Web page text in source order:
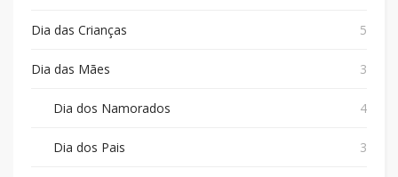
Dia das Crianças 5
Dia das Mães 3
Dia dos Namorados 4
Dia dos Pais 3